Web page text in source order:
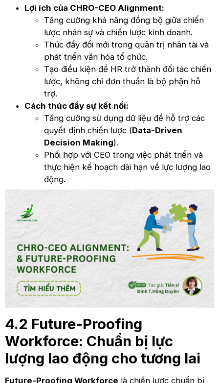
Lợi ích của CHRO-CEO Alignment:
Tăng cường khả năng đồng bộ giữa chiến
lược nhân sự và chiến lược kinh doanh.
Thúc đẩy đổi mới trong quản trị nhân tài và
phát triển văn hóa tổ chức.
Tạo điều kiện để HR trở thành đối tác chiến
lược, không chỉ đơn thuần là bộ phận hỗ
trợ.
Cách thúc đẩy sự kết nối:
Tăng cường sử dụng dữ liệu để hỗ trợ các
quyết định chiến lược (Data-Driven
Decision Making).
Phối hợp với CEO trong việc phát triển và
thực hiện kế hoạch dài hạn về lực lượng lao
động.
4.2 Future-Proofing
Workforce: Chuẩn bị lực
lượng lao động cho tương lai
Future-Proofing Workforce là chiến lược chuẩn bị